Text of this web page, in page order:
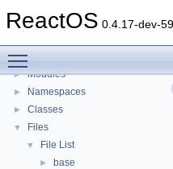
ReactOS 0.4.17-dev-
►
General Information
► Modules
► Namespaces
► Classes
▼ Files
▼ File List
► base